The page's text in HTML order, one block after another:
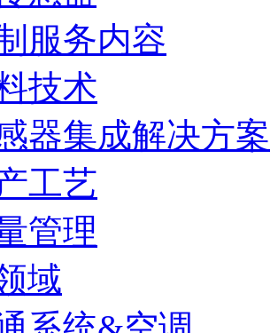
服务内容
技术
器集成解决方案
工艺
管理
域